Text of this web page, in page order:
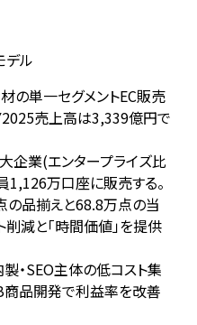
デル
の単一セグメントEC販売
売上高は3,339億円で
企業(エンタープライズ比
1,126万口座に販売する。
品揃えと68.8万点の当
減と「時間価値」を提供
・SEO主体の低コスト集
商品開発で利益率を改善